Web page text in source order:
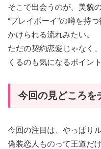
そこで出会うのが、美貌
“プレイボーイ”の噂を持
かけられる流れみたい。
ただの契約恋愛じゃなく
くるのも気になるポイント
今回の見どころを
今回の注目は、やっぱり
偽装恋人ものって王道だ